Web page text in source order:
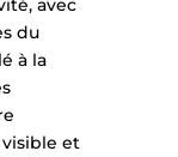
avec
du
à la
et